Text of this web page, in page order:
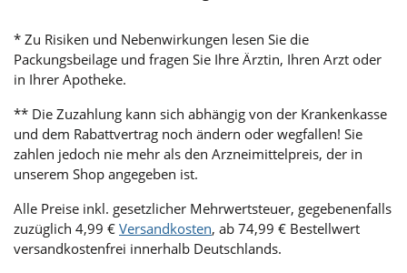
* Zu Risiken und Nebenwirkungen lesen Sie die
Packungsbeilage und fragen Sie Ihre Ärztin, Ihren Arzt oder
in Ihrer Apotheke.
** Die Zuzahlung kann sich abhängig von der Krankenkasse
und dem Rabattvertrag noch ändern oder wegfallen! Sie
zahlen jedoch nie mehr als den Arzneimittelpreis, der in
unserem Shop angegeben ist.
Alle Preise inkl. gesetzlicher Mehrwertsteuer, gegebenenfalls
zuzüglich 4,99 € Versandkosten, ab 74,99 € Bestellwert
versandkostenfrei innerhalb Deutschlands.